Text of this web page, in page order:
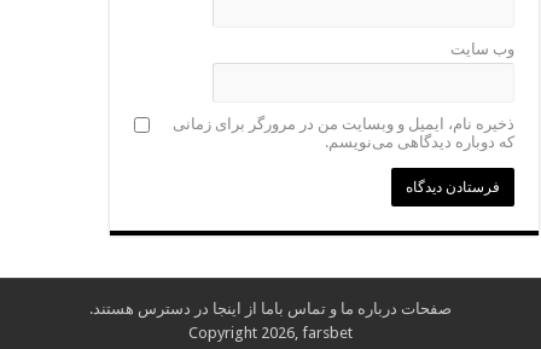
وب‌ سایت
ذخیره نام، ایمیل و وبسایت من در مرورگر برای زمانی
که دوباره دیدگاهی می‌نویسم.
صفحات درباره ما و تماس باما از اینجا در دسترس هستند.
Copyright 2026, farsbet